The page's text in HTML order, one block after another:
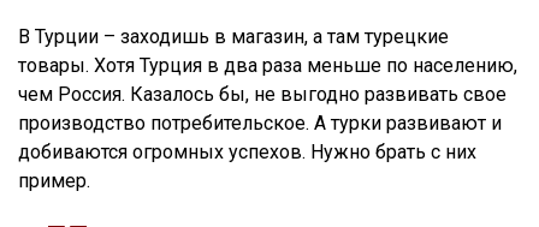
В Турции – заходишь в магазин, а там турецкие
товары. Хотя Турция в два раза меньше по населению,
чем Россия. Казалось бы, не выгодно развивать свое
производство потребительское. А турки развивают и
добиваются огромных успехов. Нужно брать с них
пример.